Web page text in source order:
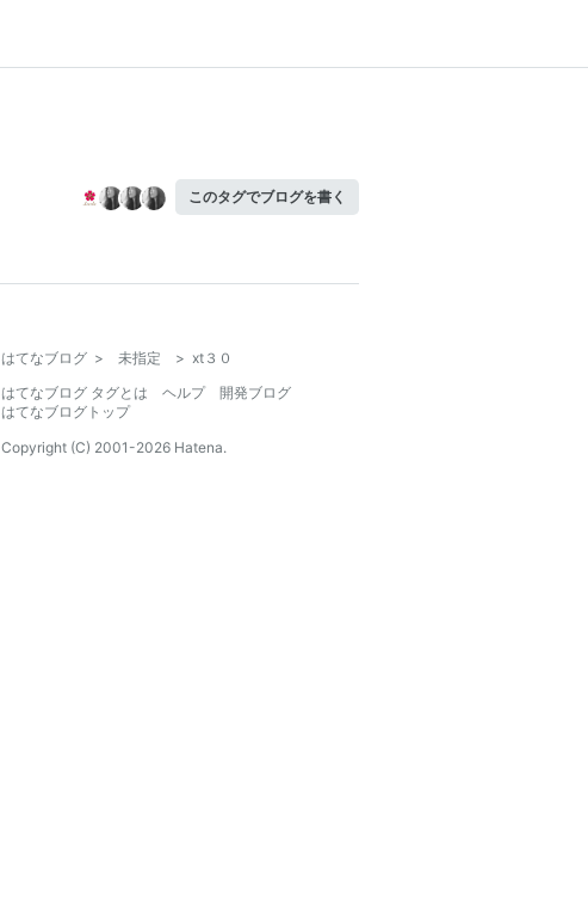
このタグでブログを書く
はてなブログ > 未指定 > xt３０
はてなブログ タグとは
ヘルプ
開発ブログ
はてなブログトップ
Copyright (C) 2001-2026 Hatena.